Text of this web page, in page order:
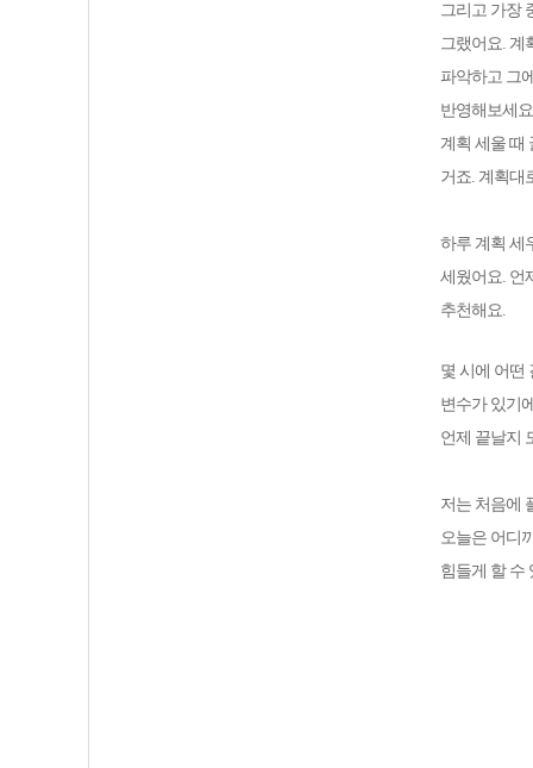
그리고 가장
그랬어요. 계
파악하고 그
반영해보세
계획 세울 때
거죠. 계획대
하루 계획 세
세웠어요. 언
추천해요.
몇 시에 어떤
변수가 있기
언제 끝날지
저는 처음에
오늘은 어디
힘들게 할 수